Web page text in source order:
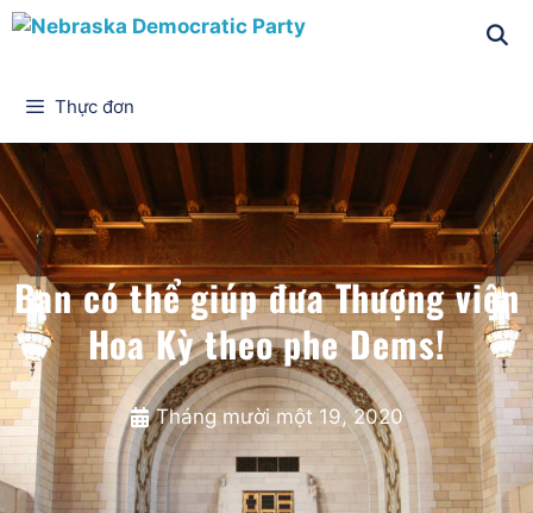
Thực đơn
Bạn có thể giúp đưa Thượng viện
Hoa Kỳ theo phe Dems!
Tháng mười một 19, 2020